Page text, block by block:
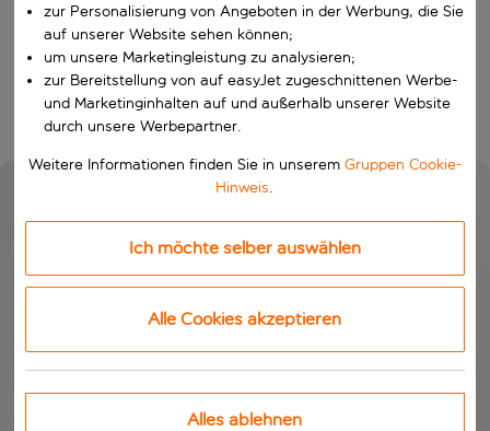
Suchen
zur Personalisierung von Angeboten in der Werbung, die Sie
auf unserer Website sehen können;
um unsere Marketingleistung zu analysieren;
zur Bereitstellung von auf easyJet zugeschnittenen Werbe-
und Marketinginhalten auf und außerhalb unserer Website
durch unsere Werbepartner.
Weitere Informationen finden Sie in unserem Gruppen Cookie-
Hinweis.
Ich möchte selber auswählen
Alle Cookies akzeptieren
Alles ablehnen